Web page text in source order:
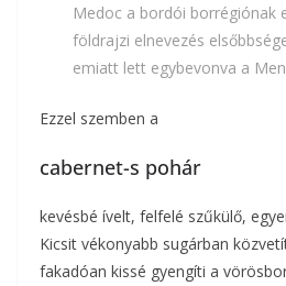
Medoc a bordói borrégiónak
földrajzi elnevezés
emiatt lett egybevonva a
Ezzel szemben a
cabernet-s pohár
kevésbé ívelt, felfelé szűkülő,
Kicsit vékonyabb sugárban
fakadóan kissé gyengíti a